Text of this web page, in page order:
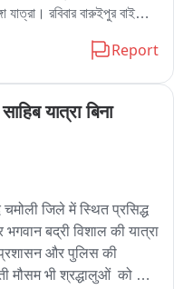
রবিবার বারুইপুর বাইপাস
তিরঙ্গা যাত্রা। যাত্রাপথের
বিজেপির সভাপতি মনোরঞ্জন
ঘিরে দলীয় কর্মী-
যায়。
দেশাত্মবোধ এবং জাতীয় ঐক্যের
দেওয়ার লক্ষ্যেই এই কর্মসূচির
তৈরি করে দিতে পারি।
Report
यात्रा बिना
जिले में स्थित प्रसिद्ध
बद्री विशाल की यात्रा
और पुलिस की
मौसम भी श्रद्धालुओं  को